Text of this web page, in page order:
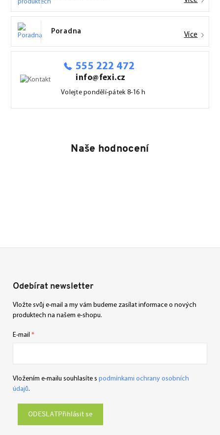
Poradna Více
555 222 472
info@fexi.cz
Volejte pondělí-pátek 8-16 h
Naše hodnocení
Odebírat newsletter
Vložte svůj e-mail a my vám budeme zasílat informace o nových
produktech na našem e-shopu.
E-mail
Vložením e-mailu souhlasíte s podmínkami ochrany osobních
údajů.
Přihlásit se